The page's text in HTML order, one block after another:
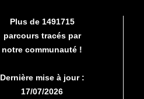
Plus de 1491715
parcours tracés par
notre communauté !
Dernière mise à jour :
17/07/2026